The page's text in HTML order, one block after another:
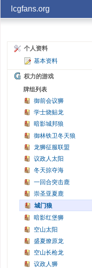
lcgfans.org
个人资料
基本资料
权力的游戏
牌组列表
御前会议狮
学士烧贴龙
暗影城邦狼
御林铁卫冬天狼
龙狮征服联盟
议政人太阳
冬天掠夺海
一回合突击鹿
崇圣亚夏鹿
城门狼
暗影红堡狮
空山太阳
盛夏燎原龙
空山长枪龙
议政人狮